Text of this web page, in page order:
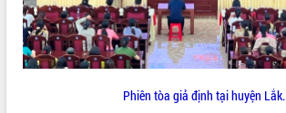
LIÊN KẾT WEB
Phiên tòa giả định tại huyện Lắk.